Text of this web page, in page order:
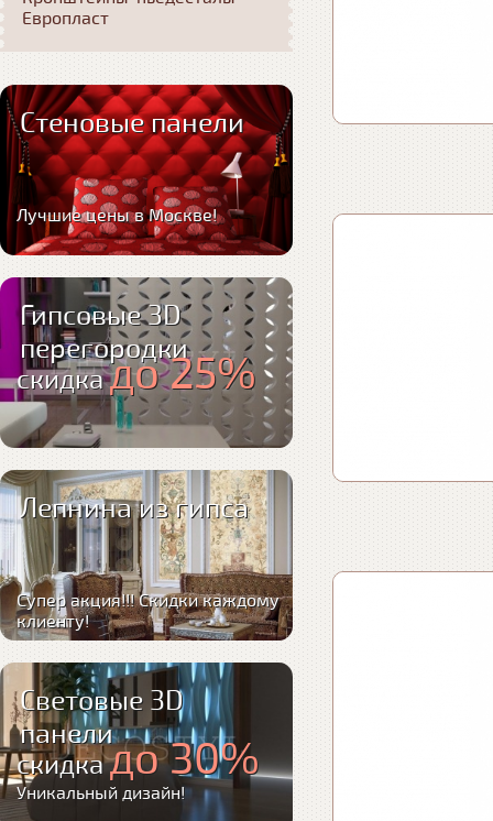
Европласт
Стеновые панели
Лучшие цены в Москве!
Гипсовые 3D
перегородки
скидкадо 25%
Лепнина из гипса
Супер акция!!! Скидки каждому
клиенту!
Световые 3D
панели
скидкадо 30%
Уникальный дизайн!